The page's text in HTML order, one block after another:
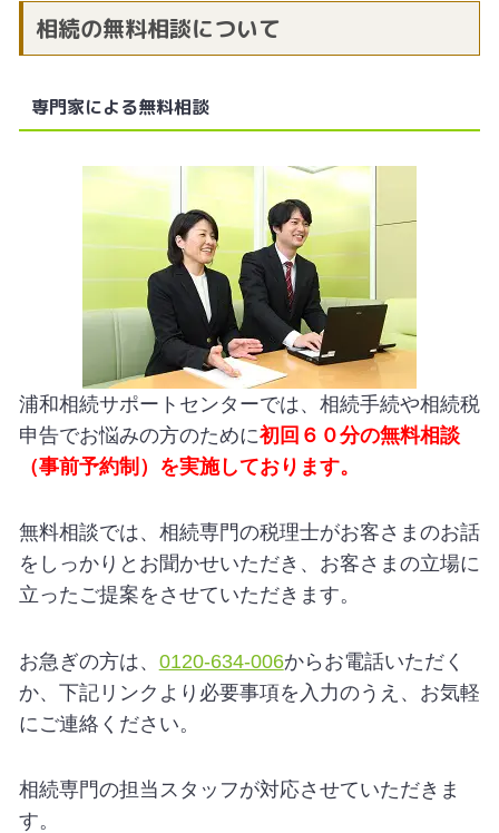
相続の無料相談について
専門家による無料相談
浦和相続サポートセンターでは、相続手続や相続税
申告でお悩みの方のために初回６０分の無料相談
（事前予約制）を実施しております。
無料相談では、相続専門の税理士がお客さまのお話
をしっかりとお聞かせいただき、お客さまの立場に
立ったご提案をさせていただきます。
お急ぎの方は、 0120-634-006からお電話いただく
か、下記リンクより必要事項を入力のうえ、お気軽
にご連絡ください。
相続専門の担当スタッフが対応させていただきま
す。